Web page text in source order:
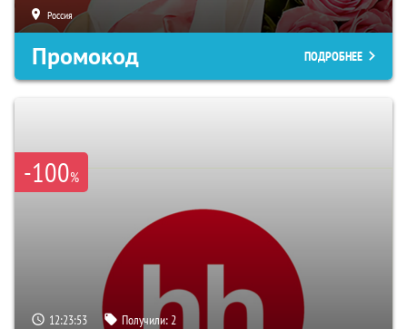
Россия
Промокод ПОДРОБНЕЕ
-100%
12:23:52 Получили:2